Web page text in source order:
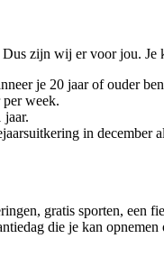
zijn wij er voor jou.
je 20 jaar of ouder
per week.
jaar.
in december
gratis sporten, een
die je kan opnemen